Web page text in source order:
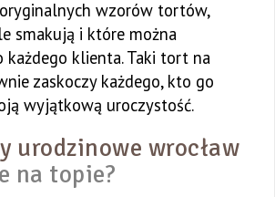
wzorów tortów,
smakują i które można
każdego klienta. Taki tort na
zaskoczy każdego, kto go
wyjątkową uroczystość.
urodzinowe wrocław
na topie?